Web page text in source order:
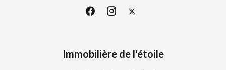
Immobilière de l'étoile